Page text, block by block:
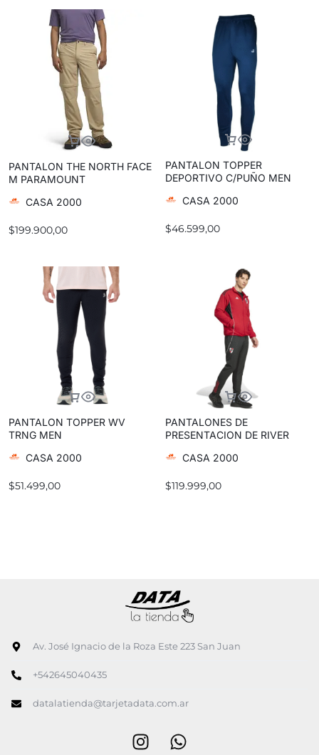
PANTALON THE NORTH FACE
M PARAMOUNT
CASA 2000
$199.900,00
PANTALON TOPPER
DEPORTIVO C/PUÑO MEN
CASA 2000
$46.599,00
PANTALON TOPPER WV
TRNG MEN
CASA 2000
$51.499,00
PANTALONES DE
PRESENTACION DE RIVER
CASA 2000
$119.999,00
Av. José Ignacio de la Roza Este 223 San Juan
+542645040435
datalatienda@tarjetadata.com.ar